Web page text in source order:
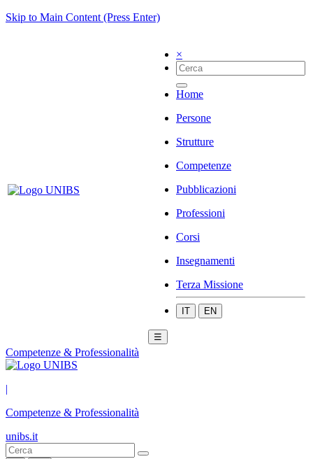
Skip to Main Content (Press Enter)
×
Home
Persone
Strutture
Competenze
Pubblicazioni
Professioni
Corsi
Insegnamenti
Terza Missione
IT EN
☰
Competenze & Professionalità
|
Competenze & Professionalità
unibs.it